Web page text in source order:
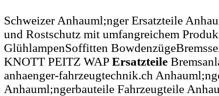
Schweizer Anhauml;nger Ersatzteile
und Rostschutz mit umfangreichem
GlühlampenSoffitten
KNOTT PEITZ WAP Ersatzteile
anhaenger-fahrzeugtechnik.ch
Anhauml;ngerbauteile Fahrzeugteile